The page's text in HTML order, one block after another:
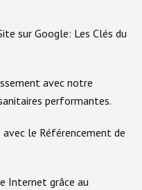
sur Google: Les Clés du
avec notre
performantes.
le Référencement de
Internet grâce au